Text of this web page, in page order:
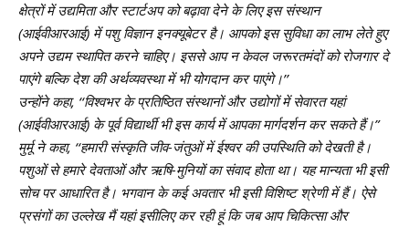
क्षेत्रों में उद्यमिता और स्टार्टअप को बढ़ावा देने के लिए इस संस्थान
(आईवीआरआई) में पशु विज्ञान इनक्यूबेटर है। आपको इस सुविधा का लाभ लेते हुए
अपने उद्यम स्थापित करने चाहिए। इससे आप न केवल जरूरतमंदों को रोजगार दे
पाएंगे बल्कि देश की अर्थव्यवस्था में भी योगदान कर पाएंगे।’’
उन्होंने कहा, ‘‘विश्वभर के प्रतिष्ठित संस्थानों और उद्योगों में सेवारत यहां
(आईवीआरआई) के पूर्व विद्यार्थी भी इस कार्य में आपका मार्गदर्शन कर सकते हैं।”
मुर्मू ने कहा, ‘‘हमारी संस्कृति जीव-जंतुओं में ईश्वर की उपस्थिति को देखती है।
पशुओं से हमारे देवताओं और ऋषि-मुनियों का संवाद होता था। यह मान्यता भी इसी
सोच पर आधारित है। भगवान के कई अवतार भी इसी विशिष्ट श्रेणी में हैं। ऐसे
प्रसंगों का उल्लेख मैं यहां इसीलिए कर रही हूं कि जब आप चिकित्सा और